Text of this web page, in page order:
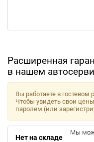
Расширенная
в нашем
Вы работаете в
Чтобы увидеть свои
паролем (или
Нет на складе
Мы